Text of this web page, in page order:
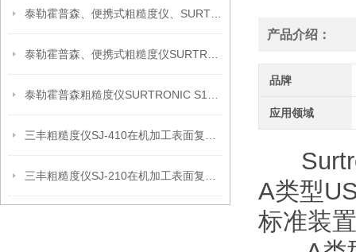
产品介绍：
品牌
应用领域
A类型
标准装